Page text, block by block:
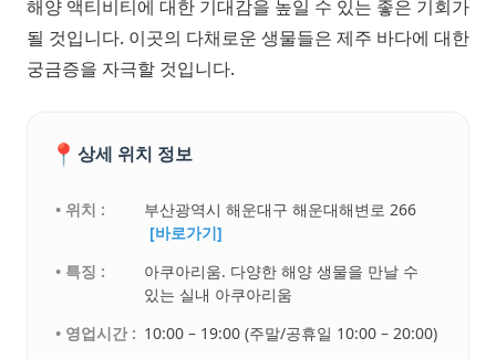
해양 액티비티에 대한 기대감을 높일 수 있는 좋은 기회가
될 것입니다. 이곳의 다채로운 생물들은 제주 바다에 대한
궁금증을 자극할 것입니다.
📍 상세 위치 정보
• 위치 :
부산광역시 해운대구 해운대해변로 266
[바로가기]
• 특징 :
아쿠아리움. 다양한 해양 생물을 만날 수
있는 실내 아쿠아리움
• 영업시간 : 10:00 – 19:00 (주말/공휴일 10:00 – 20:00)